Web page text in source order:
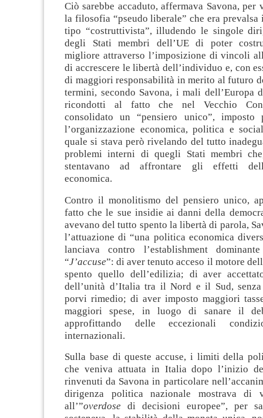
Ciò sarebbe accaduto, affermava Savona, per
la filosofia “pseudo liberale” che era prevalsa
tipo “costruttivista”, illudendo le singole
degli Stati membri dell’UE di poter
migliore attraverso l’imposizione di vincoli
di accrescere le libertà dell’individuo e, con
di maggiori responsabilità in merito al futuro
termini, secondo Savona, i mali dell’Europa
ricondotti al fatto che nel Vecchio
consolidato un “pensiero unico”, imposto
l’organizzazione economica, politica e
quale si stava però rivelando del tutto
problemi interni di quegli Stati membri
stentavano ad affrontare gli effetti
economica.
Contro il monolitismo del pensiero unico,
fatto che le sue insidie ai danni della
avevano del tutto spento la libertà di parola,
l’attuazione di “una politica economica
lanciava contro l’establishment
“J’accuse”: di aver tenuto acceso il motore
spento quello dell’edilizia; di aver
dell’unità d’Italia tra il Nord e il Sud,
porvi rimedio; di aver imposto maggiori
maggiori spese, in luogo di sanare il
approfittando delle eccezionali
internazionali.
Sulla base di queste accuse, i limiti della
che veniva attuata in Italia dopo l’inizio
rinvenuti da Savona in particolare
dirigenza politica nazionale mostrava di
all’”overdose di decisioni europee”, per